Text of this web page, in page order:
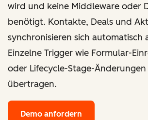
wird und keine Middleware oder
benötigt. Kontakte, Deals und
synchronisieren sich automatisch
Einzelne Trigger wie Formular-
oder Lifecycle-Stage-
übertragen.
Demo anfordern